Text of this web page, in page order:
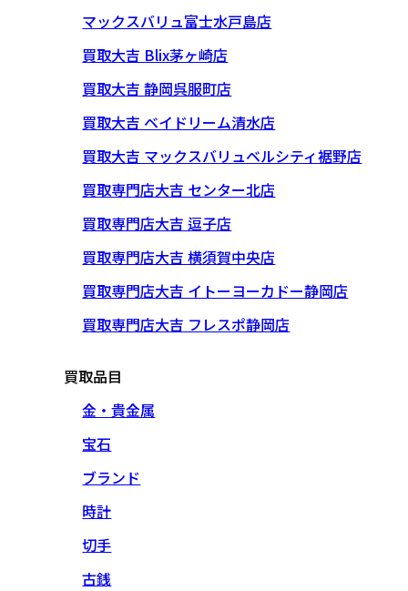
マックスバリュ富士水戸島店
買取大吉 Blix茅ヶ崎店
買取大吉 静岡呉服町店
買取大吉 ベイドリーム清水店
買取大吉 マックスバリュベルシティ裾野店
買取専門店大吉 センター北店
買取専門店大吉 逗子店
買取専門店大吉 横須賀中央店
買取専門店大吉 イトーヨーカドー静岡店
買取専門店大吉 フレスポ静岡店
買取品目
金・貴金属
宝石
ブランド
時計
切手
古銭